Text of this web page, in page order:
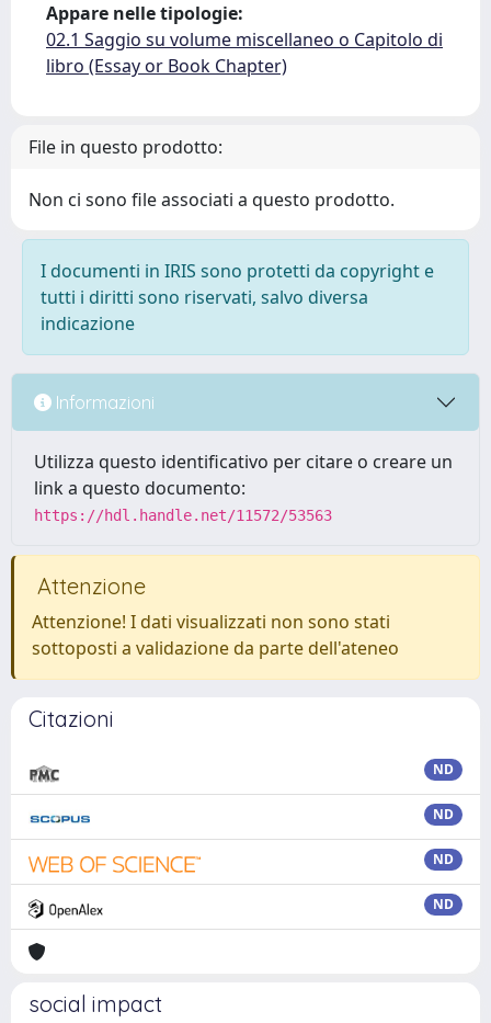
Appare nelle tipologie:
02.1 Saggio su volume miscellaneo o Capitolo di
libro (Essay or Book Chapter)
File in questo prodotto:
Non ci sono file associati a questo prodotto.
I documenti in IRIS sono protetti da copyright e
tutti i diritti sono riservati, salvo diversa
indicazione
Informazioni
Utilizza questo identificativo per citare o creare un
link a questo documento:
https://hdl.handle.net/11572/53563
Attenzione
Attenzione! I dati visualizzati non sono stati
sottoposti a validazione da parte dell'ateneo
Citazioni
ND
ND
ND
ND
social impact